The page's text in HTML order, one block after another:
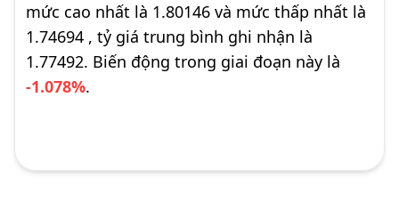
mức cao nhất là 1.80146 và mức thấp nhất là
1.74694 , tỷ giá trung bình ghi nhận là
1.77492. Biến động trong giai đoạn này là
-1.078%.